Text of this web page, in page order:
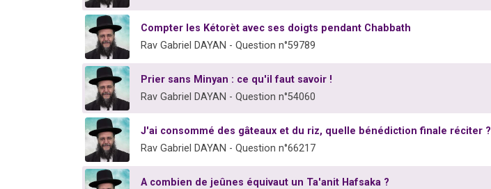
Compter les Kétorèt avec ses doigts pendant Chabbath
Rav Gabriel DAYAN - Question n°59789
Prier sans Minyan : ce qu'il faut savoir !
Rav Gabriel DAYAN - Question n°54060
J'ai consommé des gâteaux et du riz, quelle bénédiction finale réciter ?
Rav Gabriel DAYAN - Question n°66217
A combien de jeûnes équivaut un Ta'anit Hafsaka ?